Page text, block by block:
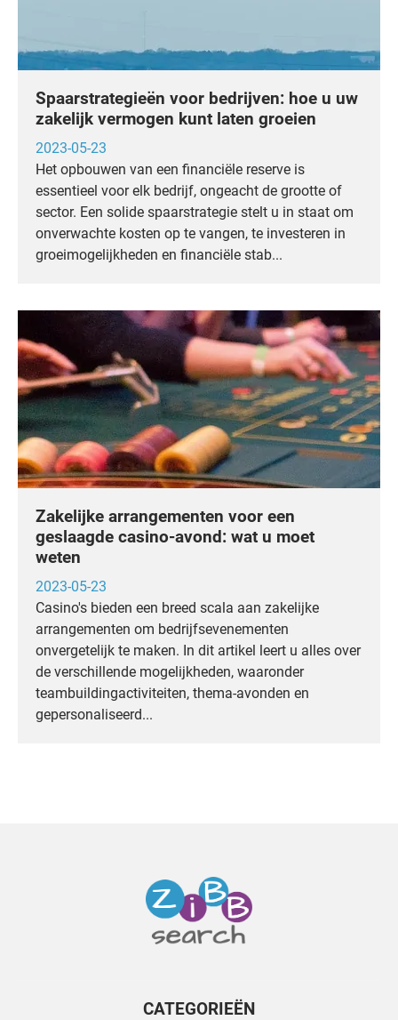
Spaarstrategieën voor bedrijven: hoe u uw
zakelijk vermogen kunt laten groeien
2023-05-23
Het opbouwen van een financiële reserve is
essentieel voor elk bedrijf, ongeacht de grootte of
sector. Een solide spaarstrategie stelt u in staat om
onverwachte kosten op te vangen, te investeren in
groeimogelijkheden en financiële stab...
Zakelijke arrangementen voor een
geslaagde casino-avond: wat u moet
weten
2023-05-23
Casino's bieden een breed scala aan zakelijke
arrangementen om bedrijfsevenementen
onvergetelijk te maken. In dit artikel leert u alles over
de verschillende mogelijkheden, waaronder
teambuildingactiviteiten, thema-avonden en
gepersonaliseerd...
CATEGORIEËN